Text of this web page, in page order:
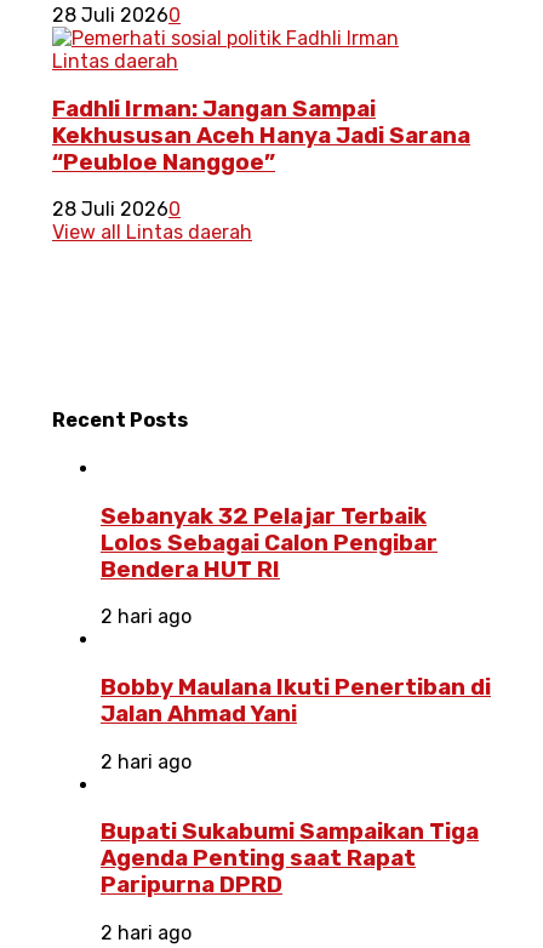
28 Juli 20260
Lintas daerah
Fadhli Irman: Jangan Sampai
Kekhususan Aceh Hanya Jadi Sarana
“Peubloe Nanggoe”
28 Juli 20260
View all Lintas daerah
Recent Posts
Sebanyak 32 Pelajar Terbaik
Lolos Sebagai Calon Pengibar
Bendera HUT RI
2 hari ago
Bobby Maulana Ikuti Penertiban di
Jalan Ahmad Yani
2 hari ago
Bupati Sukabumi Sampaikan Tiga
Agenda Penting saat Rapat
Paripurna DPRD
2 hari ago